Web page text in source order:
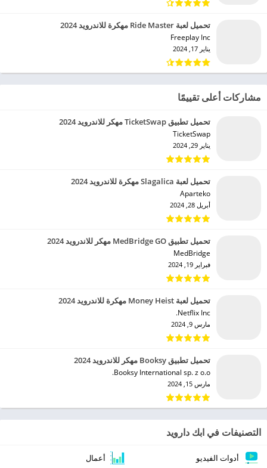
تحميل لعبة Ride Master مهكرة للاندرويد 2024
Freeplay Inc‏
يناير 17, 2024
مشاركات أعلى تقييمًا
تحميل تطبيق TicketSwap مهكر للاندرويد 2024
TicketSwap‏
يناير 29, 2024
تحميل لعبة Slagalica مهكرة للاندرويد 2024
Aparteko‏
أبريل 28, 2024
تحميل تطبيق MedBridge GO مهكر للاندرويد 2024
MedBridge‏
فبراير 19, 2024
تحميل لعبة Money Heist مهكرة للاندرويد 2024
Netflix Inc.‏
مارس 9, 2024
تحميل تطبيق Booksy مهكر للاندرويد 2024
Booksy International sp. z o.o.‏
مارس 15, 2024
التصنيفات في ابك دارويد
أدوات الفيديو أعمال